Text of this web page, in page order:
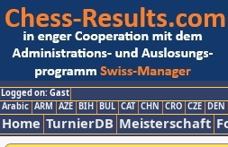
Logged on: Gast
Arabic ARM AZE BIH BUL CAT CHN CRO CZE DEN
Home TurnierDB Meisterschaft